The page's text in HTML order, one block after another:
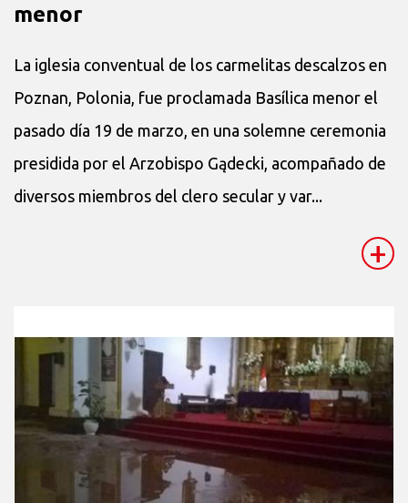
menor
La iglesia conventual de los carmelitas descalzos en
Poznan, Polonia, fue proclamada Basílica menor el
pasado día 19 de marzo, en una solemne ceremonia
presidida por el Arzobispo Gądecki, acompañado de
diversos miembros del clero secular y var...
+